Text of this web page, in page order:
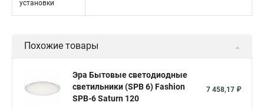
установки
Похожие товары
Эра Бытовые светодиодные
светильники (SPB 6) Fashion
SPB-6 Saturn 120
7 458,17 ₽